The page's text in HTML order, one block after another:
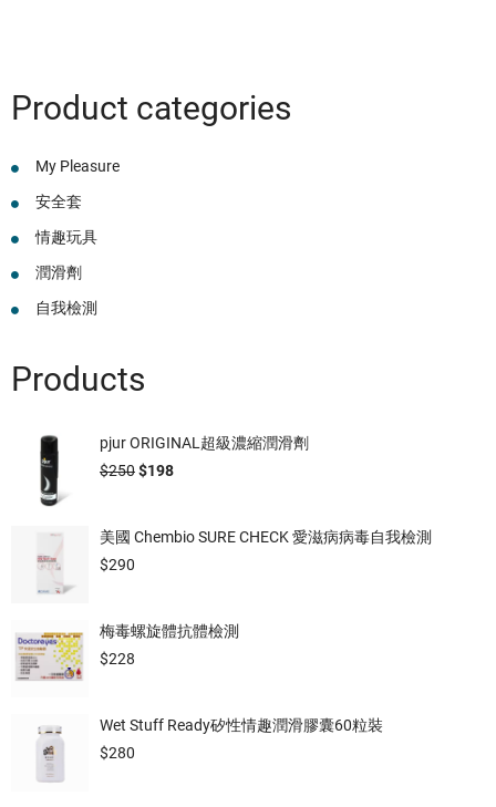
Product categories
My Pleasure
安全套
情趣玩具
潤滑劑
自我檢測
Products
pjur ORIGINAL超級濃縮潤滑劑
$250$198
美國 Chembio SURE CHECK 愛滋病病毒自我檢測
$290
梅毒螺旋體抗體檢測
$228
Wet Stuff Ready矽性情趣潤滑膠囊60粒裝
$280